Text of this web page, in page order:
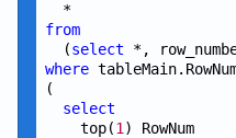
from
  (
select *,
where
(
select
    top(
1 ) RowNum